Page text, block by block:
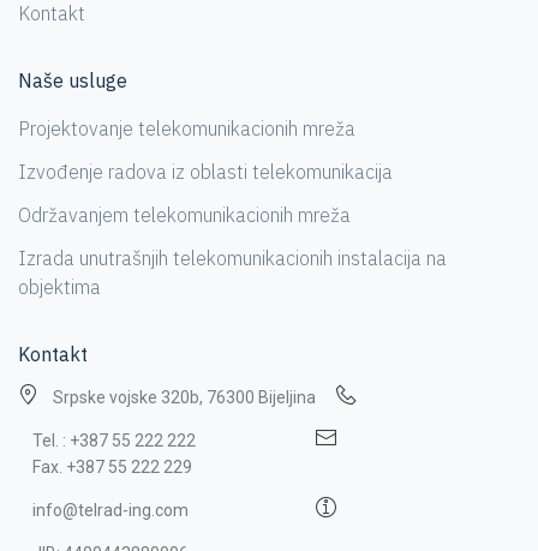
Kontakt
Naše usluge
Projektovanje telekomunikacionih mreža
Izvođenje radova iz oblasti telekomunikacija
Održavanjem telekomunikacionih mreža
Izrada unutrašnjih telekomunikacionih instalacija na
objektima
Kontakt
Srpske vojske 320b, 76300 Bijeljina
Tel. : +387 55 222 222
Fax. +387 55 222 229
info@telrad-ing.com